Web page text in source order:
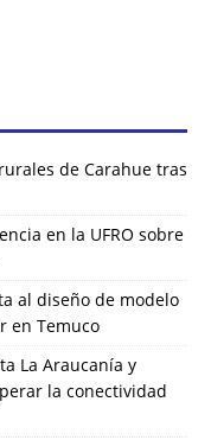
de Carahue tras
en la UFRO sobre
al diseño de modelo
en Temuco
La Araucanía y
la conectividad